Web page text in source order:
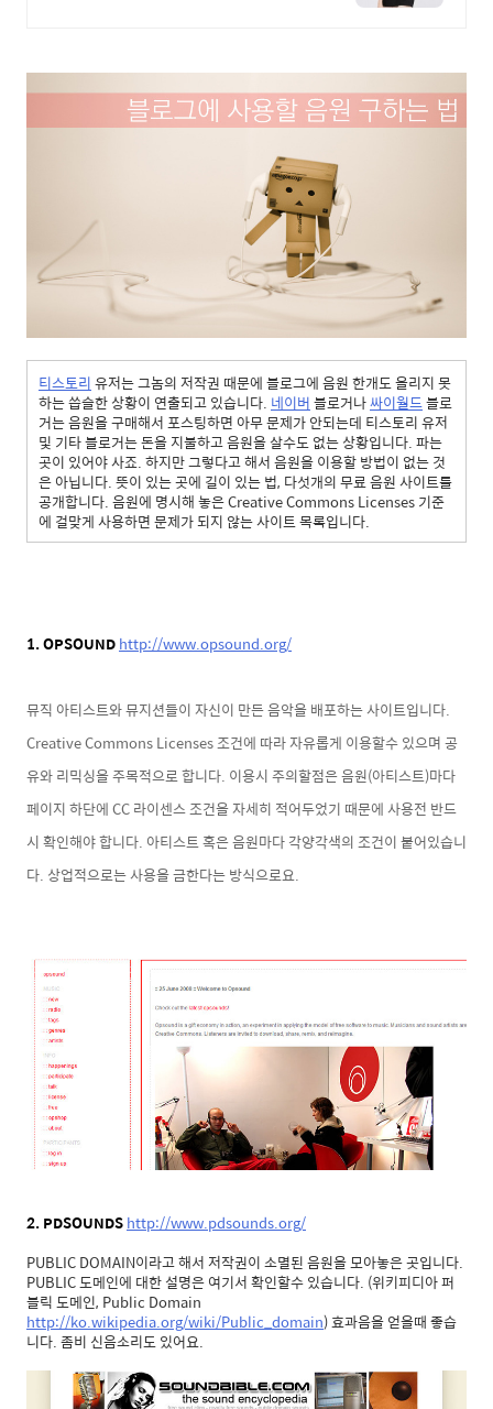
티스토리유저는 그놈의 저작권 때문에 블로그에 음원 한개도 올리지 못
하는 씁슬한 상황이 연출되고 있습니다. 네이버블로거나싸이월드블로
거는 음원을 구매해서 포스팅하면 아무 문제가 안되는데 티스토리 유저
및 기타 블로거는 돈을 지불하고 음원을 살수도 없는 상황입니다. 파는
곳이 있어야 사죠. 하지만 그렇다고 해서 음원을 이용할 방법이 없는 것
은 아닙니다. 뜻이 있는 곳에 길이 있는 법, 다섯개의 무료 음원 사이트를
공개합니다. 음원에 명시해 놓은 Creative Commons Licenses 기준
에 걸맞게 사용하면 문제가 되지 않는 사이트 목록입니다.
1. OPSOUNDhttp://www.opsound.org/
뮤직 아티스트와 뮤지션들이 자신이 만든 음악을 배포하는 사이트입니다.
Creative Commons Licenses 조건에 따라 자유롭게 이용할수 있으며 공
유와 리믹싱을 주목적으로 합니다. 이용시 주의할점은 음원(아티스트)마다
페이지 하단에 CC 라이센스 조건을 자세히 적어두었기 때문에 사용전 반드
시 확인해야 합니다. 아티스트 혹은 음원마다 각양각색의 조건이 붙어있습니
다. 상업적으로는 사용을 금한다는 방식으로요.
2. PDSOUNDShttp://www.pdsounds.org/
PUBLIC DOMAIN이라고 해서 저작권이 소멸된 음원을 모아놓은 곳입니다.
PUBLIC 도메인에 대한 설명은 여기서 확인할수 있습니다. (위키피디아 퍼
블릭 도메인, Public Domain
http://ko.wikipedia.org/wiki/Public_domain) 효과음을 얻을때 좋습
니다. 좀비 신음소리도 있어요.